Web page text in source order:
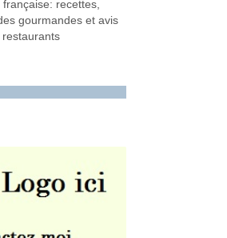
recettes,
gourmandes et avis